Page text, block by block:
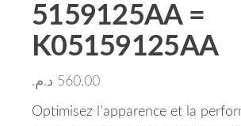
5159125AA =
K05159125AA
560.00 د.م.
Optimisez l’apparence et la